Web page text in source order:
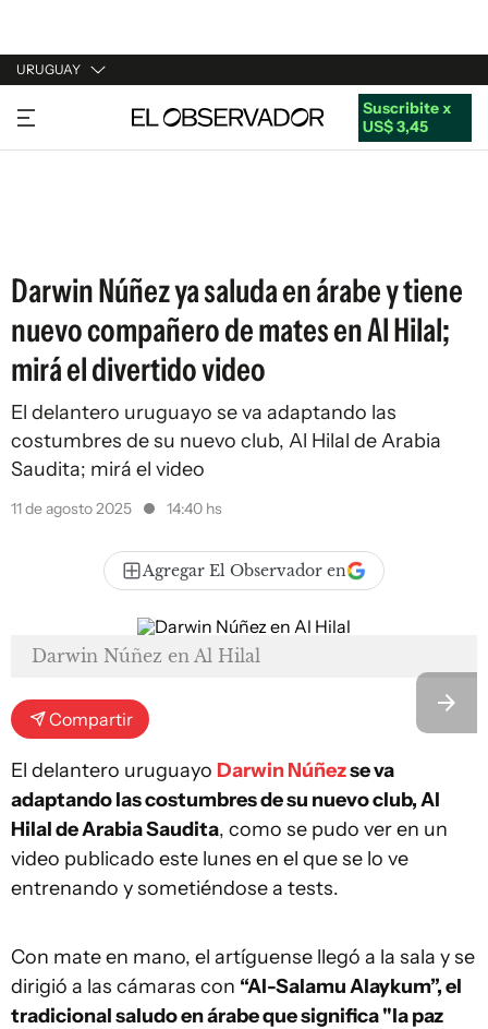
URUGUAY
URUGUAY
ARGENTINA
Suscribite x
US$ 3,45
Darwin Núñez ya saluda en árabe y tiene
nuevo compañero de mates en Al Hilal;
mirá el divertido video
El delantero uruguayo se va adaptando las
costumbres de su nuevo club, Al Hilal de Arabia
Saudita; mirá el video
11 de agosto 2025 14:40 hs
Agregar El Observador en
Darwin Núñez en Al Hilal
Compartir
El delantero uruguayo Darwin Núñezse va
adaptando las costumbres de su nuevo club, Al
Hilal de Arabia Saudita, como se pudo ver en un
video publicado este lunes en el que se lo ve
entrenando y sometiéndose a tests.
Con mate en mano, el artíguense llegó a la sala y se
dirigió a las cámaras con “Al-Salamu Alaykum”, el
tradicional saludo en árabe que significa "la paz